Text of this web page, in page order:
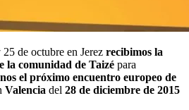
de octubre en Jerez recibimos la
la comunidad de Taizé para
el próximo encuentro europeo de
Valencia del 28 de diciembre de 2015